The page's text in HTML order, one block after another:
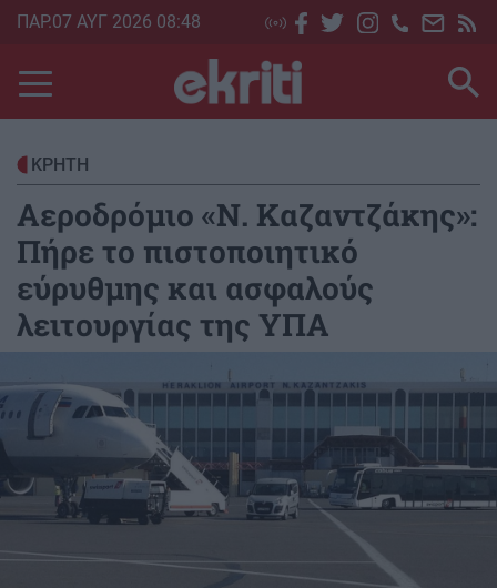
Skip
main
content
ΠΑΡ.07 ΑΥΓ 2026 08:48
ΚΡΗΤΗ
Αεροδρόμιο «Ν. Καζαντζάκης»:
Πήρε το πιστοποιητικό
εύρυθμης και ασφαλούς
λειτουργίας της ΥΠΑ